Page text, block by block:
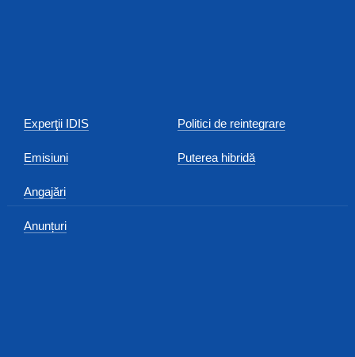
Experţii IDIS
Emisiuni
Angajări
Anunțuri
Politici de reintegrare
Puterea hibridă